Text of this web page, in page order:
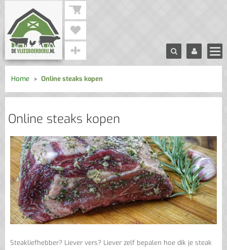
Home Online steaks kopen
Online steaks kopen
Steakliefhebber? Liever vers? Liever zelf bepalen hoe dik je steak